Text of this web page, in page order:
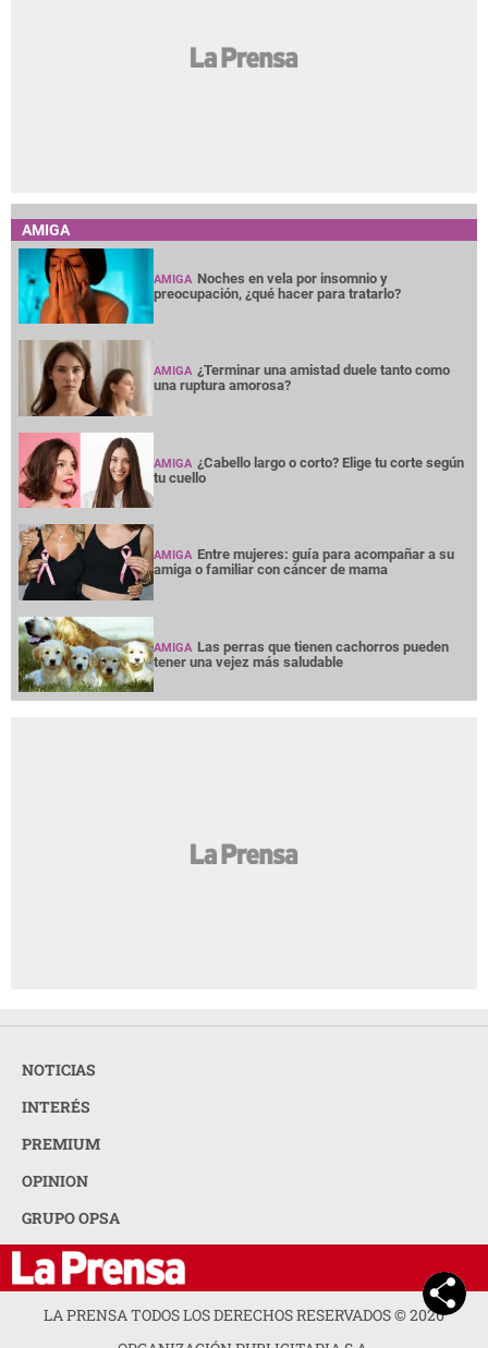
AMIGA
AMIGA Noches en vela por insomnio y
preocupación, ¿qué hacer para tratarlo?
AMIGA ¿Terminar una amistad duele tanto como
una ruptura amorosa?
AMIGA ¿Cabello largo o corto? Elige tu corte según
tu cuello
AMIGA Entre mujeres: guía para acompañar a su
amiga o familiar con cáncer de mama
AMIGA Las perras que tienen cachorros pueden
tener una vejez más saludable
NOTICIAS
INTERÉS
PREMIUM
OPINION
GRUPO OPSA
LA PRENSA TODOS LOS DERECHOS RESERVADOS ©2026